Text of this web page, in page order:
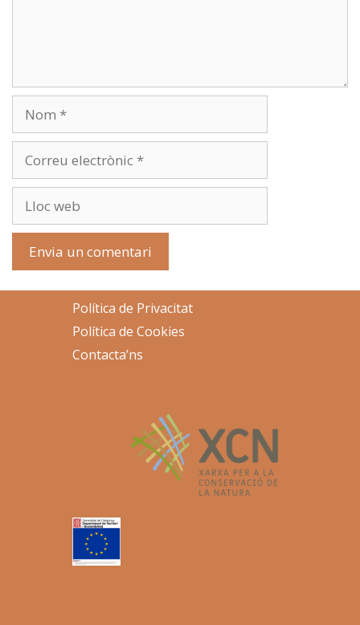
electrònic
web
Política de Privacitat
Política de Cookies
Contacta’ns